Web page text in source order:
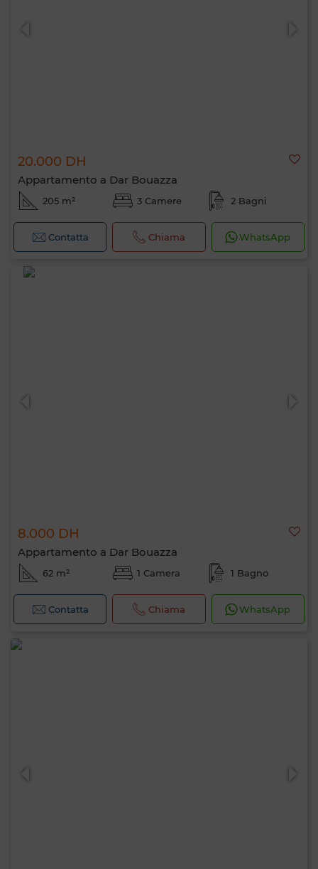
20.000 DH
Appartamento a Dar Bouazza
205 m² 3 Camere 2 Bagni
Contatta Chiama WhatsApp
8.000 DH
Appartamento a Dar Bouazza
62 m² 1 Camera 1 Bagno
Contatta Chiama WhatsApp